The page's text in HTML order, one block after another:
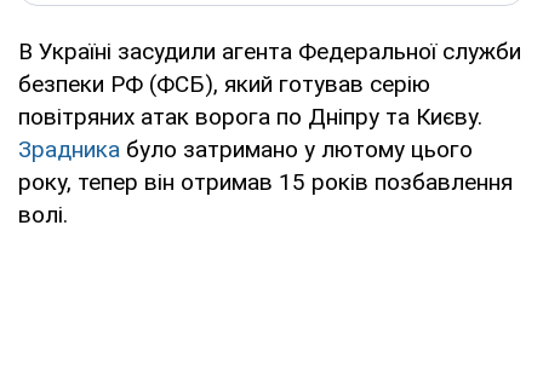
В Україні засудили агента Федеральної служби
безпеки РФ (ФСБ), який готував серію
повітряних атак ворога по Дніпру та Києву.
Зрадника було затримано у лютому цього
року, тепер він отримав 15 років позбавлення
волі.